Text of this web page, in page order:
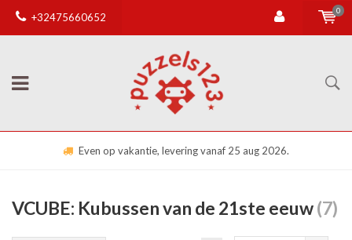
+32475660652
0
Even op vakantie, levering vanaf 25 aug 2026.
VCUBE: Kubussen van de 21ste eeuw(7)